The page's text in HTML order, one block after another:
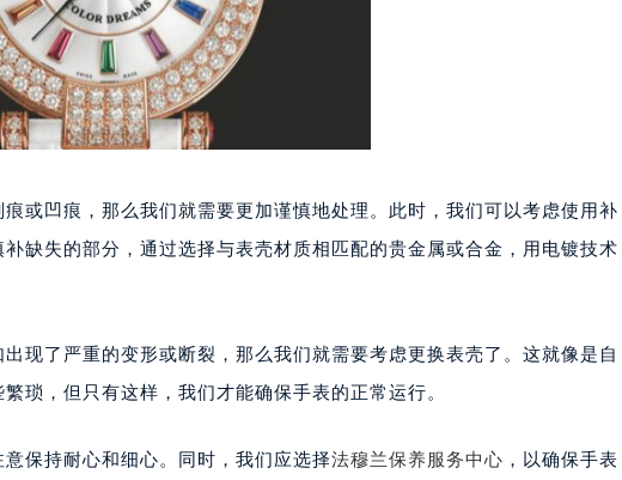
表服务中心（品牌授权店）1层整层（需提前预约）
广场（CCMALL）C座17层17-B（需提前预约）
场10层1015室（需提前预约）
中心T2座写字楼29层03室（需提前预约）
融中心C座12层1205室（需提前预约）
字楼16层1603室（需提前预约）
易大厦38层09室（需提前预约）
12楼1224室（需提前预约）
中心写字楼A座7楼709室（需提前预约）
或凹痕，那么我们就需要更加谨慎地处理。此时，我们可以考虑使用补
缺失的部分，通过选择与表壳材质相匹配的贵金属或合金，用电镀技术
现了严重的变形或断裂，那么我们就需要考虑更换表壳了。这就像是自
琐，但只有这样，我们才能确保手表的正常运行。
保持耐心和细心。同时，我们应选择法穆兰保养服务中心 ，以确保手表